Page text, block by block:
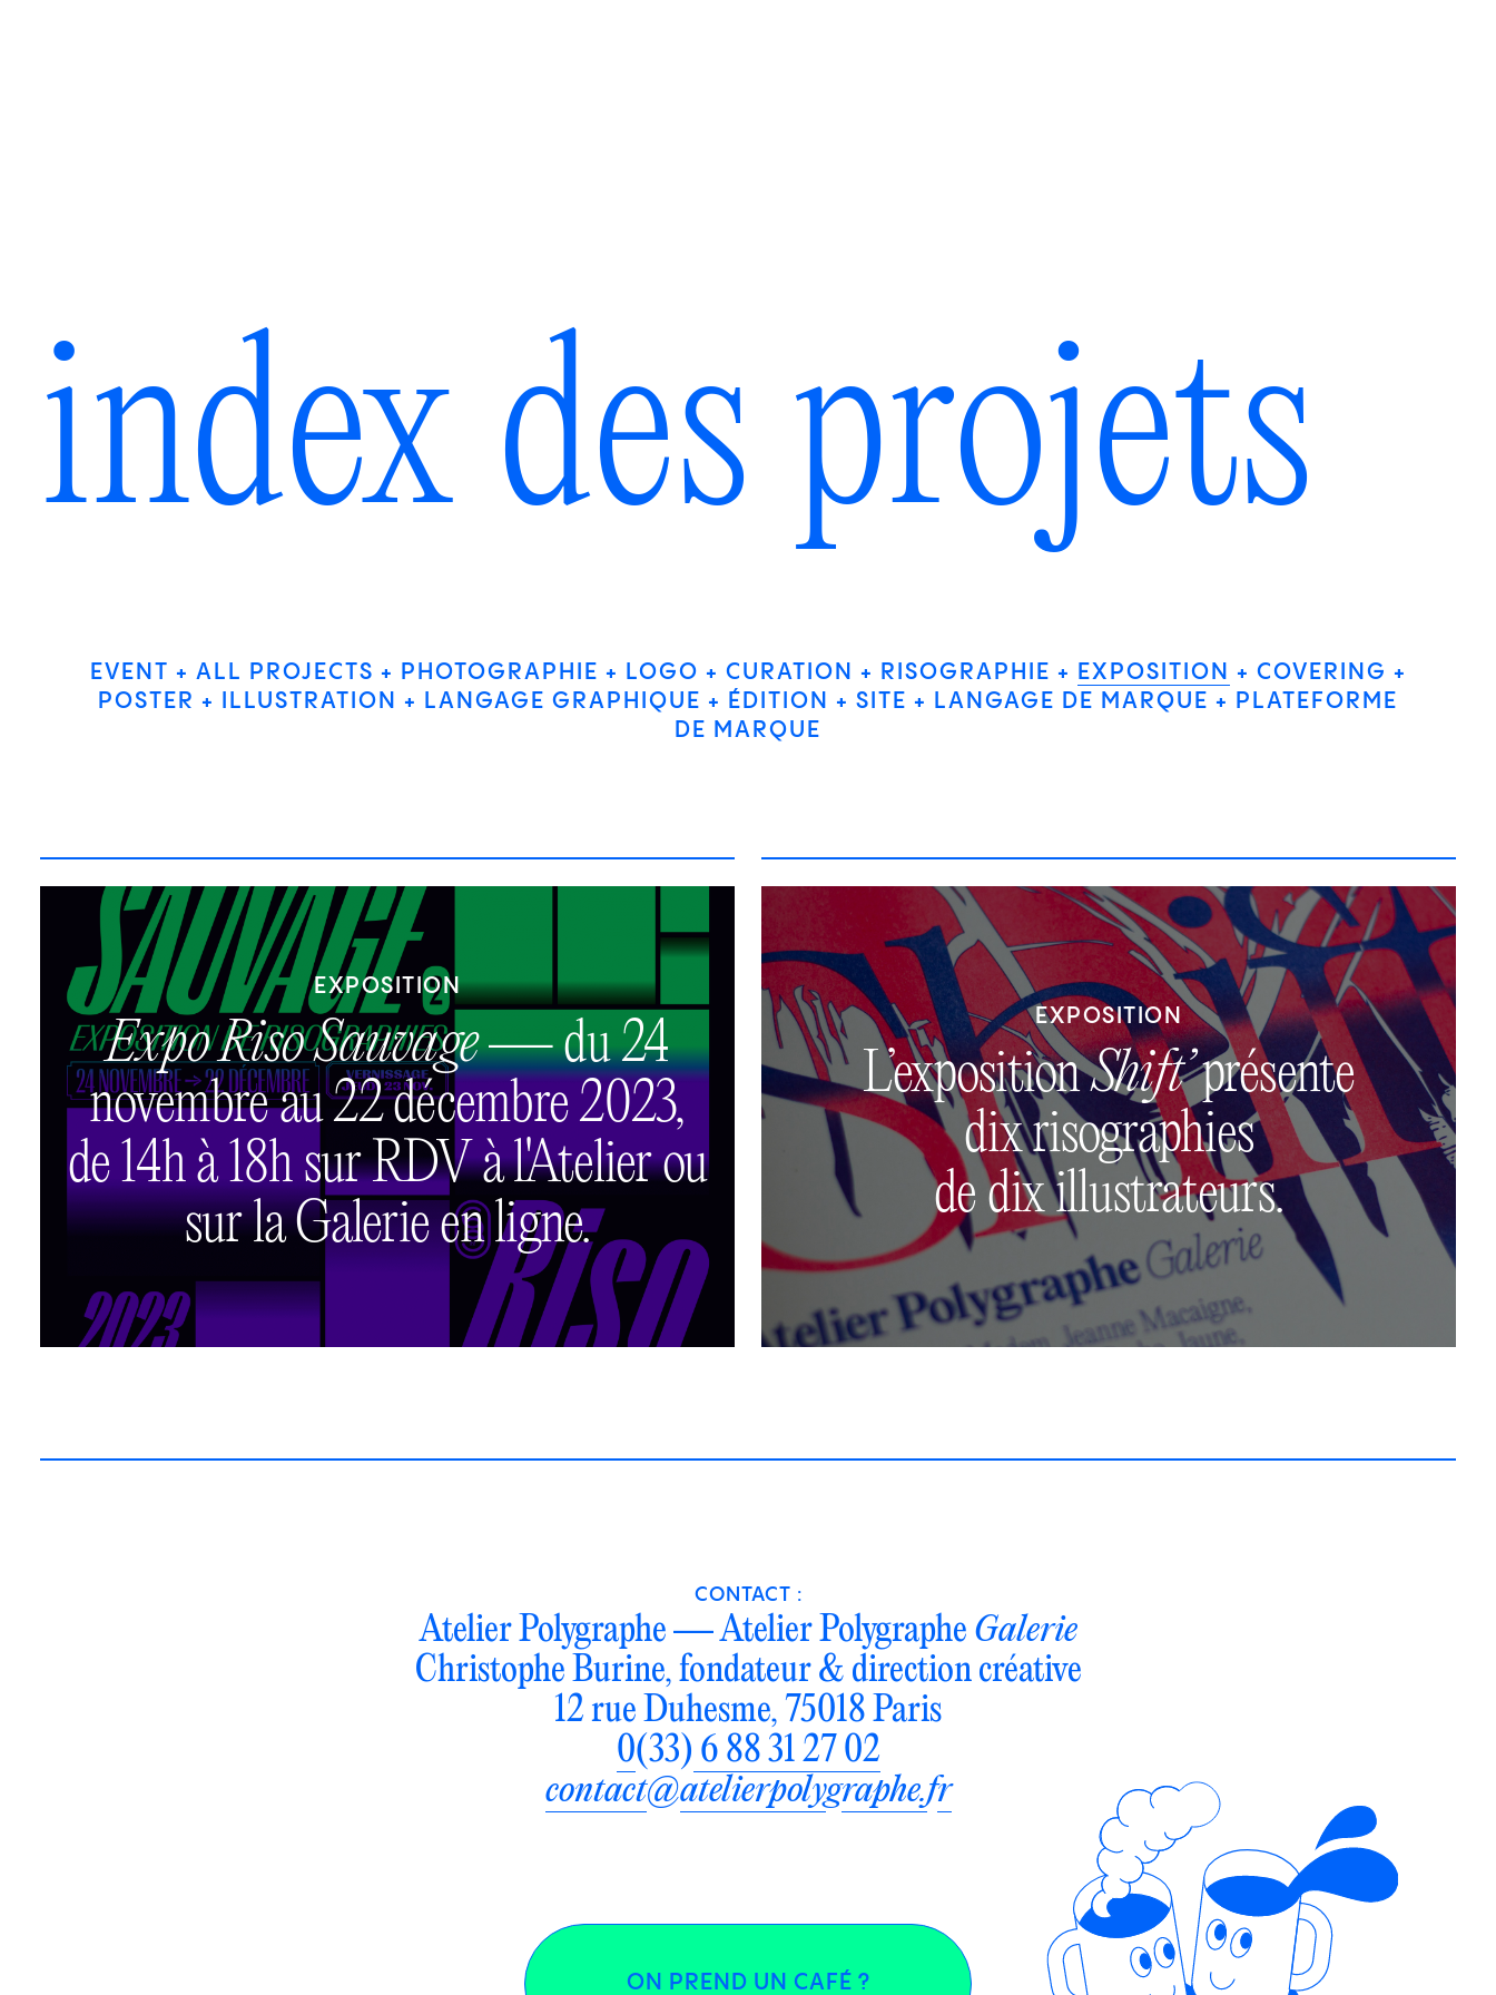
index des projets
EVENT ALL PROJECTS PHOTOGRAPHIE LOGO CURATION RISOGRAPHIE EXPOSITION
COVERING
POSTER
ILLUSTRATION LANGAGE GRAPHIQUE ÉDITION SITE LANGAGE DE MARQUE
PLATEFORME
DE MARQUE
EXPOSITION
Expo Riso Sauvage— du 24
novembre au 22 décembre 2023,
de 14h à 18h sur RDV à l'Atelier ou
sur la Galerie en ligne.
EXPOSITION
L’expositionShift’présente
dix risographies
de dix illustrateurs.
CONTACT :
Atelier Polygraphe — Atelier Polygraphe Galerie
Christophe Burine, fondateur & direction créative
12 rue Duhesme, 75018 Paris
0(33) 6 88 31 27 02
contact@atelierpolygraphe.fr
ON PREND UN CAFÉ ?